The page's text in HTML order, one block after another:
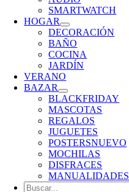
SMARTWATCH
HOGAR
DECORACIÓN
BAÑO
COCINA
JARDÍN
VERANO
BAZAR
BLACKFRIDAY
MASCOTAS
REGALOS
JUGUETES
POSTERSNUEVO
MOCHILAS
DISFRACES
MANUALIDADES
Buscar: